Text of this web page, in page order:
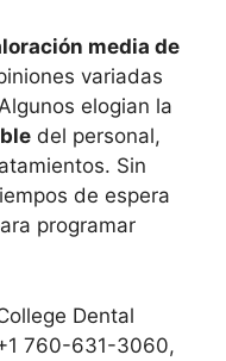
media de
variadas
elogian la
del personal,
Sin
de espera
programar
Dental
760-631-3060,